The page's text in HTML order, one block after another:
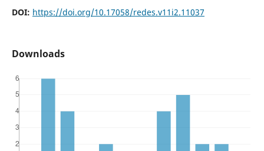
DOI: https://doi.org/10.17058/redes.v11i2.11037
Downloads